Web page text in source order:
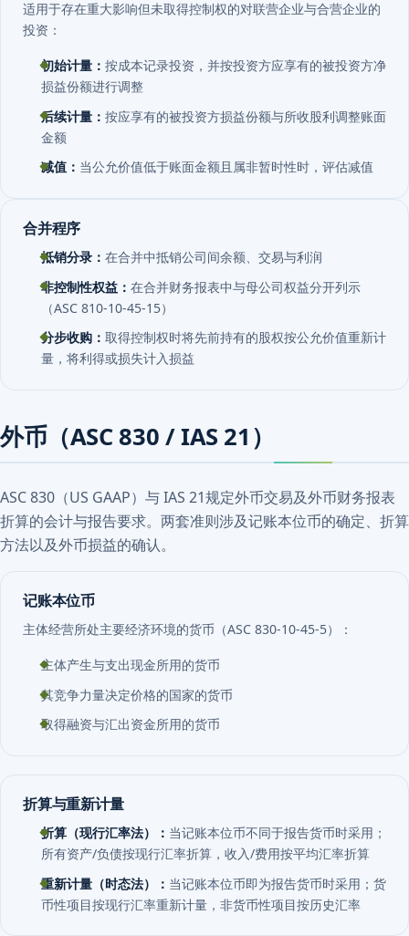
适用于存在重大影响但未取得控制权的对联营企业与合营企业的
投资：
初始计量： 按成本记录投资，并按投资方应享有的被投资方净
损益份额进行调整
后续计量： 按应享有的被投资方损益份额与所收股利调整账面
金额
减值： 当公允价值低于账面金额且属非暂时性时，评估减值
合并程序
抵销分录： 在合并中抵销公司间余额、交易与利润
非控制性权益： 在合并财务报表中与母公司权益分开列示
（ASC 810-10-45-15）
分步收购： 取得控制权时将先前持有的股权按公允价值重新计
量，将利得或损失计入损益
外币（ASC 830 / IAS 21）
ASC 830（US GAAP）与 IAS 21规定外币交易及外币财务报表
折算的会计与报告要求。两套准则涉及记账本位币的确定、折算
方法以及外币损益的确认。
记账本位币
主体经营所处主要经济环境的货币（ASC 830-10-45-5）：
主体产生与支出现金所用的货币
其竞争力量决定价格的国家的货币
取得融资与汇出资金所用的货币
折算与重新计量
折算（现行汇率法）： 当记账本位币不同于报告货币时采用；
所有资产/负债按现行汇率折算，收入/费用按平均汇率折算
重新计量（时态法）： 当记账本位币即为报告货币时采用；货
币性项目按现行汇率重新计量，非货币性项目按历史汇率